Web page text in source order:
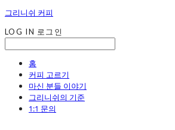
그리니쉬 커피
LOG IN 로그인
홈
커피 고르기
마신 분들 이야기
그리니쉬의 기준
1:1 문의